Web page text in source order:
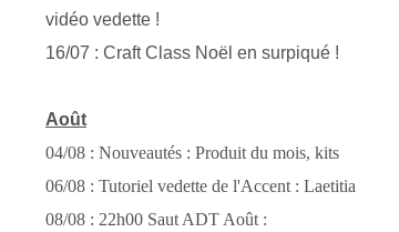
vidéo vedette !
16/07 : Craft Class Noël en surpiqué !
Août
04/08 : Nouveautés : Produit du mois, kits
06/08 : Tutoriel vedette de l'Accent : Laetitia
08/08 : 22h00 Saut ADT Août :